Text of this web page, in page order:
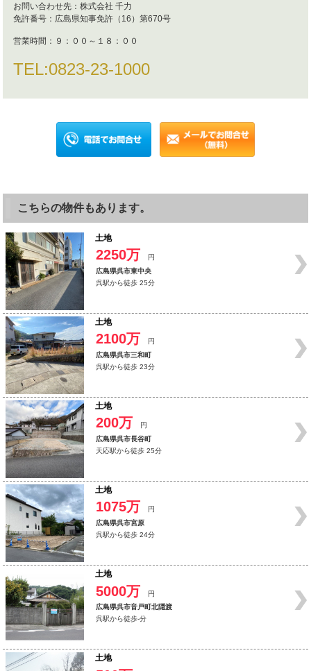
お問い合わせ先： 株式会社 千力
免許番号： 広島県知事免許（16）第670号
営業時間： ９：００～１８：００
TEL:0823-23-1000
こちらの物件もあります。
土地
2250万
円
広島県呉市東中央
呉駅から徒歩 25分
土地
2100万
円
広島県呉市三和町
呉駅から徒歩 23分
土地
200万
円
広島県呉市長谷町
天応駅から徒歩 25分
土地
1075万
円
広島県呉市宮原
呉駅から徒歩 24分
土地
5000万
円
広島県呉市音戸町北隠渡
呉駅から徒歩-分
土地